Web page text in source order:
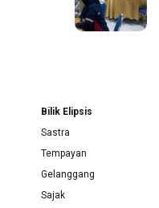
Bilik Elipsis
Sastra
Tempayan
Gelanggang
Sajak